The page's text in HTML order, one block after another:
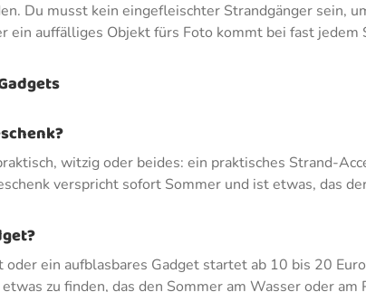
Du musst kein eingefleischter Strandgänger sein,
ein auffälliges Objekt fürs Foto kommt bei fast jedem
witzig oder beides: ein praktisches Strand-
verspricht sofort Sommer und ist etwas, das
ein aufblasbares Gadget startet ab 10 bis 20
zu finden, das den Sommer am Wasser oder am